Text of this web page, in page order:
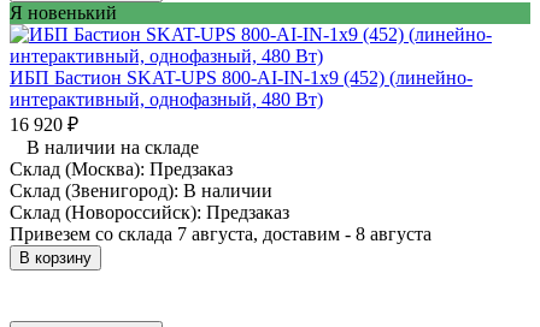
Я новенький
ИБП Бастион SKAT-UPS 800-AI-IN-1x9 (452) (линейно-
интерактивный, однофазный, 480 Вт)
16 920 ₽
В наличии на складе
Склад (Москва): Предзаказ
Склад (Звенигород): В наличии
Склад (Новороссийск): Предзаказ
Привезем со склада 7 августа, доставим - 8 августа
В корзину